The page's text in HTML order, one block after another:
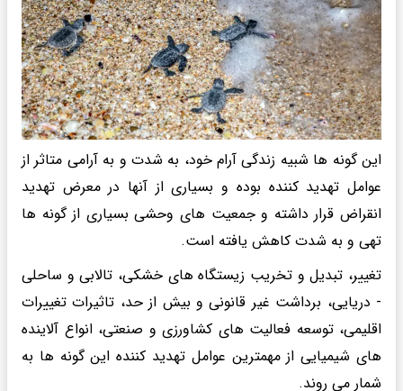
این گونه ها شبیه زندگی آرام خود، به شدت و به آرامی متاثر از
عوامل تهدید کننده بوده و بسیاری از آنها در معرض تهدید
انقراض قرار داشته و جمعیت های وحشی بسیاری از گونه ها
تهی و به شدت کاهش یافته است.
تغییر، تبدیل و تخریب زیستگاه های خشکی، تالابی و ساحلی
- دریایی، برداشت غیر قانونی و بیش از حد، تاثیرات تغییرات
اقلیمی، توسعه فعالیت های کشاورزی و صنعتی، انواع آلاینده
های شیمیایی از مهمترین عوامل تهدید کننده این گونه ها به
شمار می روند.